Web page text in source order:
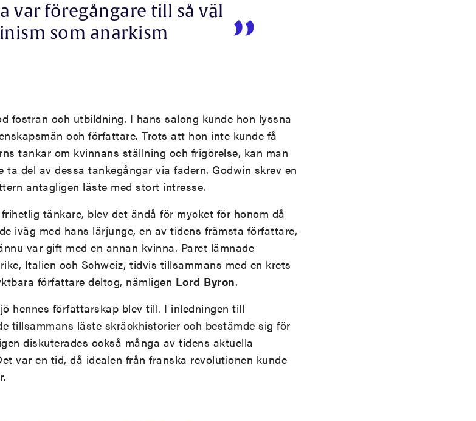
var föregångare till så väl
som anarkism
fostran och utbildning. I hans salong kunde hon lyssna
och författare. Trots att hon inte kunde få
tankar om kvinnans ställning och frigörelse, kan man
del av dessa tankegångar via fadern. Godwin skrev en
antagligen läste med stort intresse.
tänkare, blev det ändå för mycket för honom då
iväg med hans lärjunge, en av tidens främsta författare,
var gift med en annan kvinna. Paret lämnade
Italien och Schweiz, tidvis tillsammans med en krets
författare deltog, nämligen Lord Byron.
hennes författarskap blev till. I inledningen till
tillsammans läste skräckhistorier och bestämde sig för
diskuterades också många av tidens aktuella
var en tid, då idealen från franska revolutionen kunde